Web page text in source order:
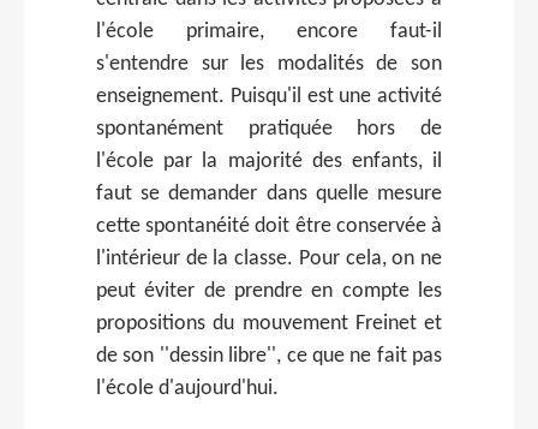
l'école primaire, encore faut-il
s'entendre sur les modalités de son
enseignement. Puisqu'il est une activité
spontanément pratiquée hors de
l'école par la majorité des enfants, il
faut se demander dans quelle mesure
cette spontanéité doit être conservée à
l'intérieur de la classe. Pour cela, on ne
peut éviter de prendre en compte les
propositions du mouvement Freinet et
de son ''dessin libre'', ce que ne fait pas
l'école d'aujourd'hui.